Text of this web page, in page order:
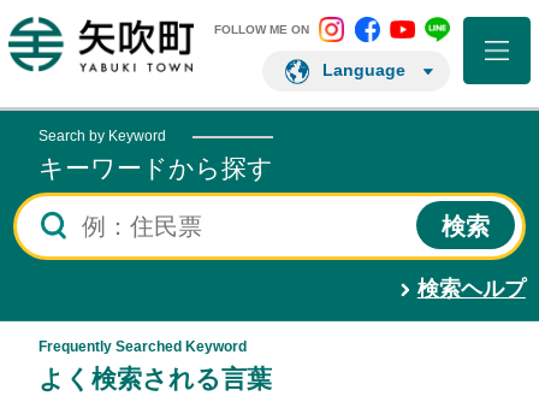
矢吹町ホームページ
FOLLOW ME ON 矢吹町 Instagram
矢吹町矢吹町矢吹町
Language
Search by Keyword
キーワードから探す
検索ヘルプ
Frequently Searched Keyword
よく検索される言葉